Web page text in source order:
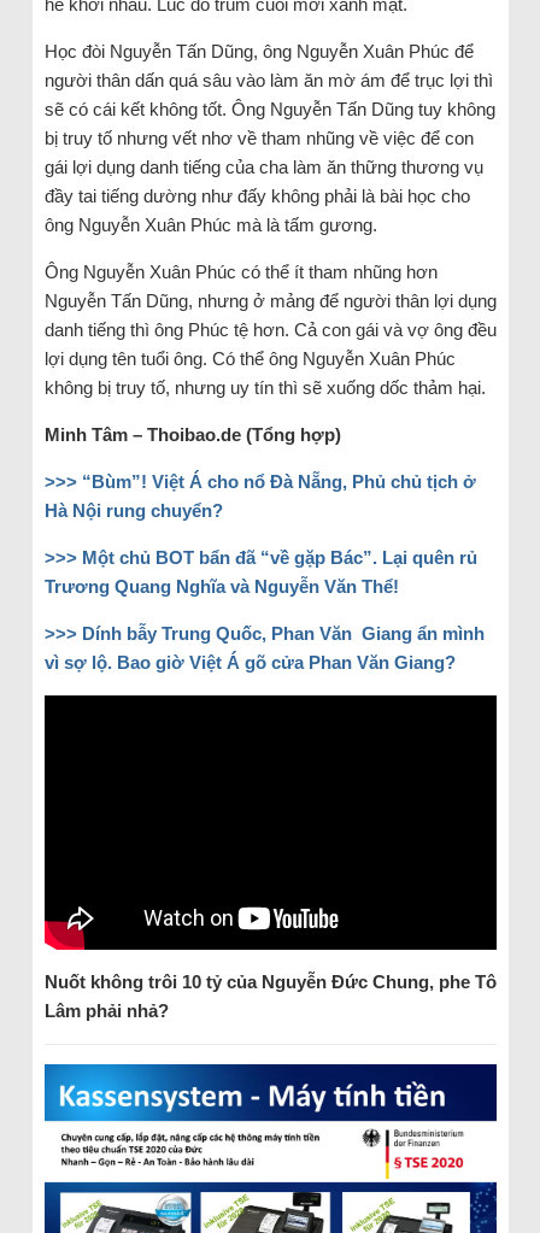
hề khới nhau. Lúc đó trùm cuối mới xanh mặt.
Học đòi Nguyễn Tấn Dũng, ông Nguyễn Xuân Phúc để
người thân dấn quá sâu vào làm ăn mờ ám để trục lợi thì
sẽ có cái kết không tốt. Ông Nguyễn Tấn Dũng tuy không
bị truy tố nhưng vết nhơ về tham nhũng về việc để con
gái lợi dụng danh tiếng của cha làm ăn thững thương vụ
đầy tai tiếng dường như đấy không phải là bài học cho
ông Nguyễn Xuân Phúc mà là tấm gương.
Ông Nguyễn Xuân Phúc có thể ít tham nhũng hơn
Nguyễn Tấn Dũng, nhưng ở mảng để người thân lợi dụng
danh tiếng thì ông Phúc tệ hơn. Cả con gái và vợ ông đều
lợi dụng tên tuổi ông. Có thể ông Nguyễn Xuân Phúc
không bị truy tố, nhưng uy tín thì sẽ xuống dốc thảm hại.
Minh Tâm – Thoibao.de (Tổng hợp)
>>> “Bùm”! Việt Á cho nổ Đà Nẵng, Phủ chủ tịch ở
Hà Nội rung chuyển?
>>> Một chủ BOT bẩn đã “về gặp Bác”. Lại quên rủ
Trương Quang Nghĩa và Nguyễn Văn Thể!
>>> Dính bẫy Trung Quốc, Phan Văn Giang ẩn mình
vì sợ lộ. Bao giờ Việt Á gõ cửa Phan Văn Giang?
Nuốt không trôi 10 tỷ của Nguyễn Đức Chung, phe Tô
Lâm phải nhả?